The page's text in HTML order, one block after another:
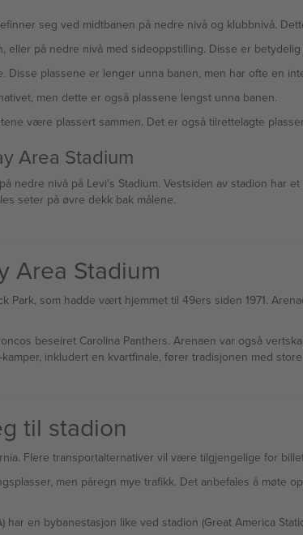
seg ved midtbanen på nedre nivå og klubbnivå.
på nedre nivå med sideoppstilling. Disse er
Disse plassene er lenger unna banen, men har ofte en
men dette er også plassene lengst unna banen.
være plassert sammen. Det er også tilrettelagte
Area Stadium
nedre nivå på Levi's Stadium. Vestsiden av stadion har
seter på øvre dekk bak målene.
Area Stadium
Park, som hadde vært hjemmet til 49ers siden 1971.
beseiret Carolina Panthers. Arenaen var også
inkludert en kvartfinale, fører tradisjonen med
til stadion
Flere transportalternativer vil være tilgjengelige for
men påregn mye trafikk. Det anbefales å
har en bybanestasjon like ved stadion (Great America